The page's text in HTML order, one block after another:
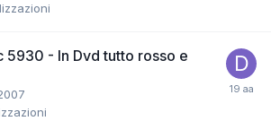
5930 - In Dvd tutto rosso e